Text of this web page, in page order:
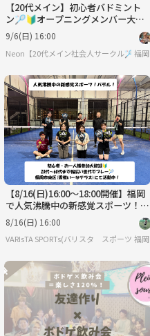
【20代メイン】初心者バドミント
ン🏸🔰オープニングメンバー大募
集中✨
9/6(日) 16:00
Neon【20代メイン社会人サークル🏸】福岡
【8/16(日)16:00～18:00開催】福岡
で人気沸騰中の新感覚スポーツ！パ
デル！【初心者・お一人様参加大歓
迎】
8/16(日) 16:00
VARIsTA SPORTs(バリスタ スポーツ)福岡